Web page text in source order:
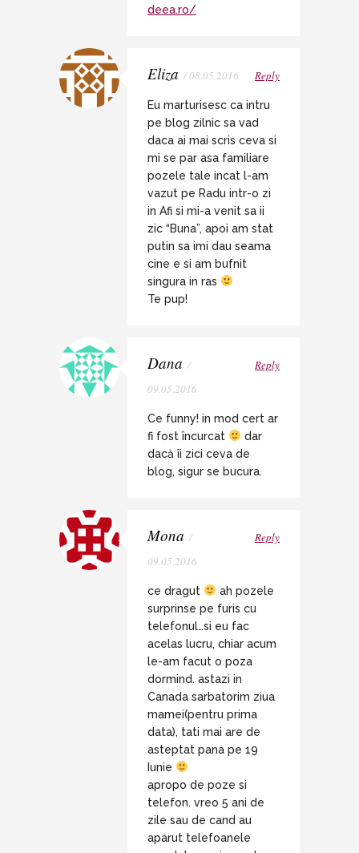
deea.ro/
Eliza / 08.05.2016 Reply
Eu marturisesc ca intru
pe blog zilnic sa vad
daca ai mai scris ceva si
mi se par asa familiare
pozele tale incat l-am
vazut pe Radu intr-o zi
in Afi si mi-a venit sa ii
zic “Buna”, apoi am stat
putin sa imi dau seama
cine e si am bufnit
singura in ras
Te pup!
Dana /
09.05.2016
Reply
Ce funny! in mod cert ar
fi fost încurcat
dar
dacă îi zici ceva de
blog, sigur se bucura.
Mona /
09.05.2016
Reply
ce dragut
ah pozele
surprinse pe furis cu
telefonul…si eu fac
acelas lucru, chiar acum
le-am facut o poza
dormind. astazi in
Canada sarbatorim ziua
mamei(pentru prima
data), tati mai are de
asteptat pana pe 19
Iunie
apropo de poze si
telefon. vreo 5 ani de
zile sau de cand au
aparut telefoanele